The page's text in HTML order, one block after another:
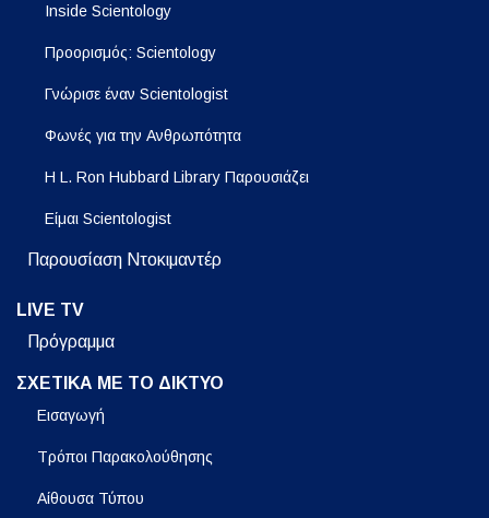
Inside Scientology
Προορισμός: Scientology
Γνώρισε έναν Scientologist
Φωνές για την Ανθρωπότητα
Η L. Ron Hubbard Library Παρουσιάζει
Είμαι Scientologist
Παρουσίαση Ντοκιμαντέρ
LIVE TV
Πρόγραμμα
ΣΧΕΤΙΚΑ ΜΕ ΤΟ ΔΙΚΤΥΟ
Εισαγωγή
Τρόποι Παρακολούθησης
Αίθουσα Τύπου